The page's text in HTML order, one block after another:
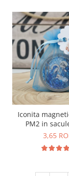
Iconita
PM2 in
3,65